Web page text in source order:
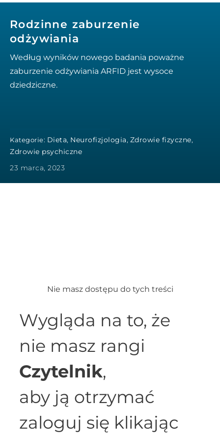
Rodzinne zaburzenie
odżywiania
Według wyników nowego badania poważne
zaburzenie odżywiania ARFID jest wysoce
dziedziczne.
Kategorie: Dieta, Neurofizjologia, Zdrowie fizyczne,
Zdrowie psychiczne
23 marca, 2023
Nie masz dostępu do tych treści
Wygląda na to, że
nie masz rangi
Czytelnik,
aby ją otrzymać
zaloguj się klikając